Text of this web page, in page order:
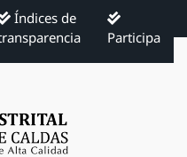
Índices de
Participa